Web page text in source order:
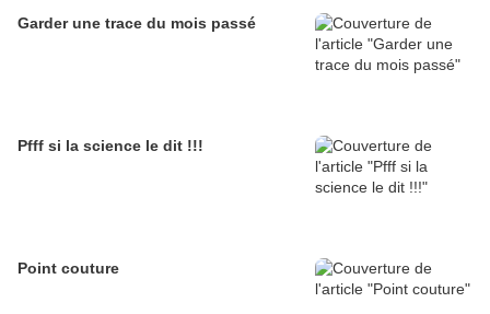
Garder une trace du mois passé
Pfff si la science le dit !!!
Point couture